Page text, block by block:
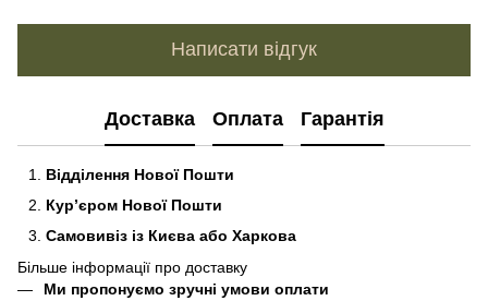
Написати відгук
Доставка Оплата Гарантія
Відділення Нової Пошти
Кур’єром Нової Пошти
Самовивіз із Києва або Харкова
Більше інформації про доставку
Ми пропонуємо зручні умови оплати